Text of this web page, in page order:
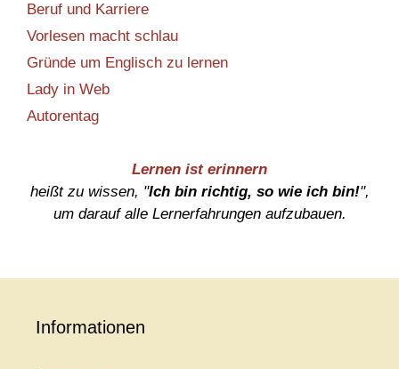
Beruf und Karriere
Vorlesen macht schlau
Gründe um Englisch zu lernen
Lady in Web
Autorentag
Lernen ist erinnern
heißt zu wissen, "Ich bin richtig, so wie ich bin!",
um darauf alle Lernerfahrungen aufzubauen.
Informationen